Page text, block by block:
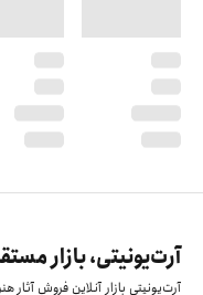
آرت‌یونیتی، بازار